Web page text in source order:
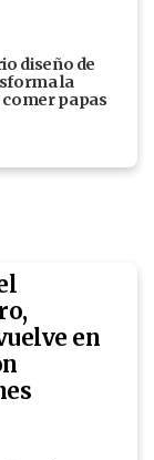
diseño de
la
papas
en